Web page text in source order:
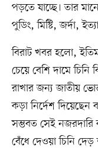
পড়তে যাচ্ছে। তার
পুডিং, মিষ্টি, জর্দা,
বিরাট খবর হলো,
চেয়ে বেশি দামে চিনি
রাখার জন্য জাতীয়
কড়া নির্দেশ দিয়েছেন
সম্ভবত সেই
বেঁধে দেওয়া চিনি